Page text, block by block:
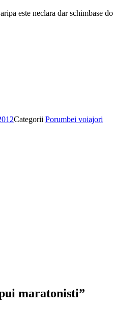
este neclara dar schimbase
Categorii Porumbei voiajori
maratonisti”